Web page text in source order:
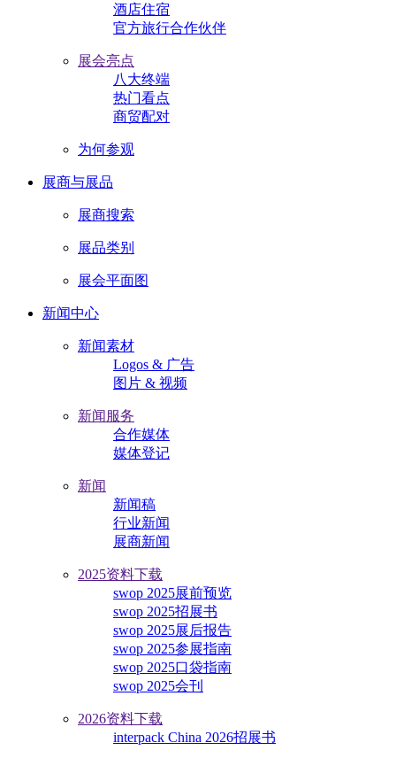
酒店住宿
官方旅行合作伙伴
展会亮点
八大终端
热门看点
商贸配对
为何参观
展商与展品
展商搜索
展品类别
展会平面图
新闻中心
新闻素材
Logos & 广告
图片 & 视频
新闻服务
合作媒体
媒体登记
新闻
新闻稿
行业新闻
展商新闻
2025资料下载
swop 2025展前预览
swop 2025招展书
swop 2025展后报告
swop 2025参展指南
swop 2025口袋指南
swop 2025会刊
2026资料下载
interpack China 2026招展书